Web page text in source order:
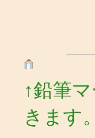
↑鉛筆
きます。